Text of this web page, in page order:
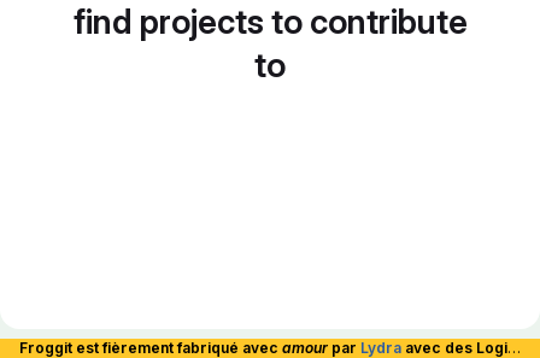
find projects to contribute
to
Froggit est fièrement fabriqué avec amour par Lydra avec des Logiciels Libres et hébergé en